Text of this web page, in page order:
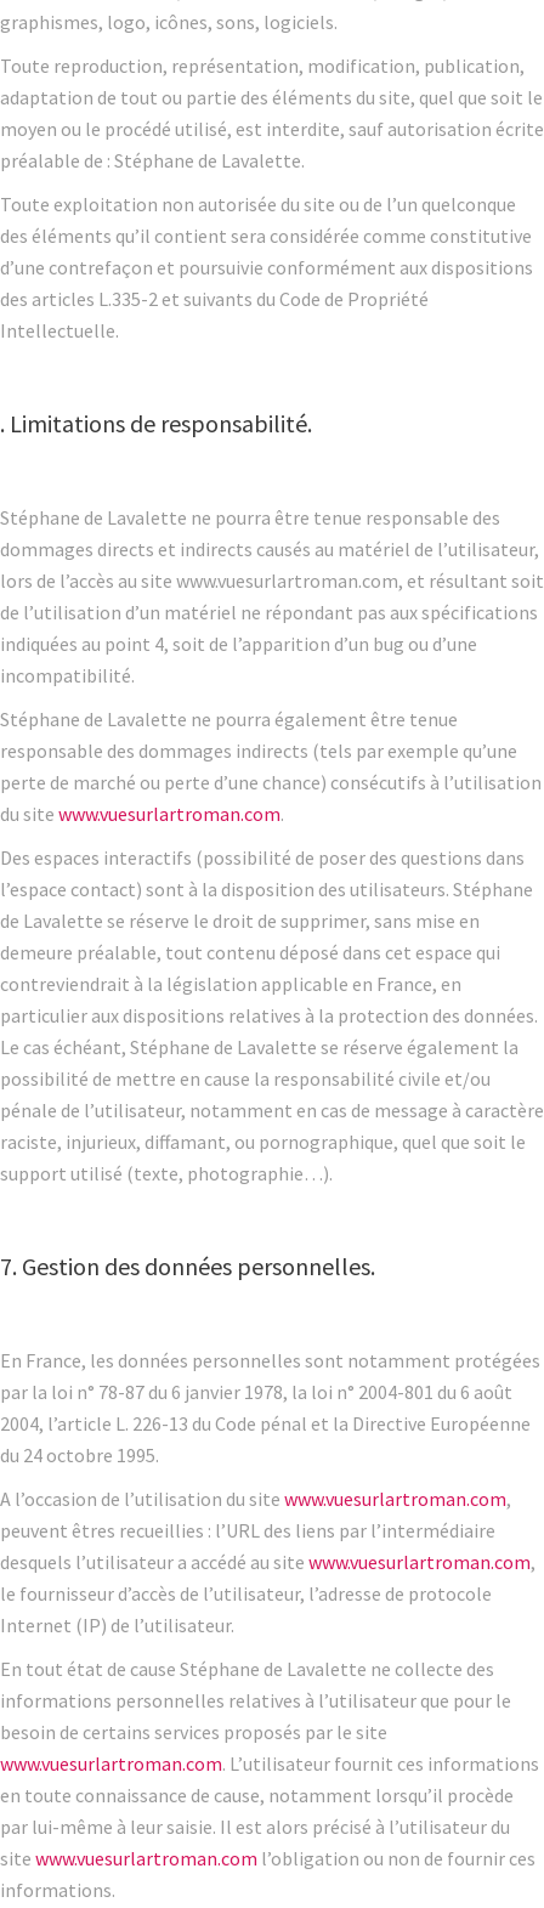
graphismes, logo, icônes, sons, logiciels.
Toute reproduction, représentation, modification, publication,
adaptation de tout ou partie des éléments du site, quel que soit le
moyen ou le procédé utilisé, est interdite, sauf autorisation écrite
préalable de : Stéphane de Lavalette.
Toute exploitation non autorisée du site ou de l’un quelconque
des éléments qu’il contient sera considérée comme constitutive
d’une contrefaçon et poursuivie conformément aux dispositions
des articles L.335-2 et suivants du Code de Propriété
Intellectuelle.
. Limitations de responsabilité.
Stéphane de Lavalette ne pourra être tenue responsable des
dommages directs et indirects causés au matériel de l’utilisateur,
lors de l’accès au site www.vuesurlartroman.com, et résultant soit
de l’utilisation d’un matériel ne répondant pas aux spécifications
indiquées au point 4, soit de l’apparition d’un bug ou d’une
incompatibilité.
Stéphane de Lavalette ne pourra également être tenue
responsable des dommages indirects (tels par exemple qu’une
perte de marché ou perte d’une chance) consécutifs à l’utilisation
du site www.vuesurlartroman.com.
Des espaces interactifs (possibilité de poser des questions dans
l’espace contact) sont à la disposition des utilisateurs. Stéphane
de Lavalette se réserve le droit de supprimer, sans mise en
demeure préalable, tout contenu déposé dans cet espace qui
contreviendrait à la législation applicable en France, en
particulier aux dispositions relatives à la protection des données.
Le cas échéant, Stéphane de Lavalette se réserve également la
possibilité de mettre en cause la responsabilité civile et/ou
pénale de l’utilisateur, notamment en cas de message à caractère
raciste, injurieux, diffamant, ou pornographique, quel que soit le
support utilisé (texte, photographie…).
7. Gestion des données personnelles.
En France, les données personnelles sont notamment protégées
par la loi n° 78-87 du 6 janvier 1978, la loi n° 2004-801 du 6 août
2004, l’article L. 226-13 du Code pénal et la Directive Européenne
du 24 octobre 1995.
A l’occasion de l’utilisation du site www.vuesurlartroman.com,
peuvent êtres recueillies : l’URL des liens par l’intermédiaire
desquels l’utilisateur a accédé au site www.vuesurlartroman.com,
le fournisseur d’accès de l’utilisateur, l’adresse de protocole
Internet (IP) de l’utilisateur.
En tout état de cause Stéphane de Lavalette ne collecte des
informations personnelles relatives à l’utilisateur que pour le
besoin de certains services proposés par le site
www.vuesurlartroman.com. L’utilisateur fournit ces informations
en toute connaissance de cause, notamment lorsqu’il procède
par lui-même à leur saisie. Il est alors précisé à l’utilisateur du
site www.vuesurlartroman.com l’obligation ou non de fournir ces
informations.